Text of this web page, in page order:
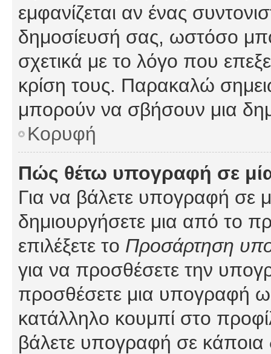
εμφανίζεται αν ένας
δημοσίευσή σας, ωστόσο
σχετικά με το λόγο που
κρίση τους. Παρακαλώ
μπορούν να σβήσουν μια
Κορυφή
Πώς θέτω υπογραφή σε
Για να βάλετε υπογραφή σε
δημιουργήσετε μια από το
επιλέξετε το Προσάρτηση
για να προσθέσετε την
προσθέσετε μια υπογραφή
κατάλληλο κουμπί στο
βάλετε υπογραφή σε κάποια